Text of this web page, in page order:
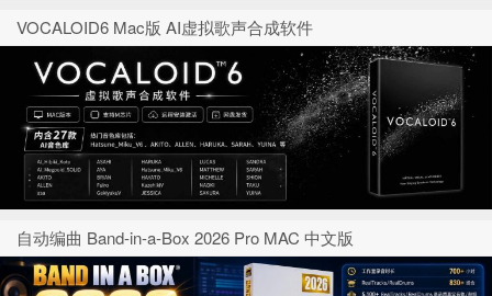
VOCALOID6 Mac版 AI虚拟歌声合成软件
自动编曲 Band-in-a-Box 2026 Pro MAC 中文版